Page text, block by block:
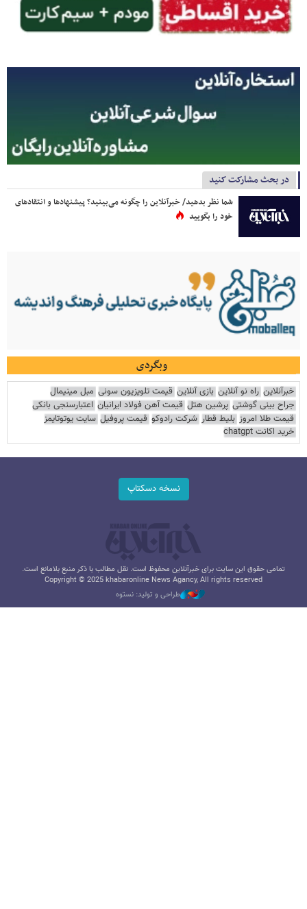
در بحث مشارکت کنید
شما نظر بدهید/ خبرآنلاین را چگونه می‌بینید؟ پیشنهادها و انتقادهای
خود را بگویید
وبگردی
خبرآنلاین راه نو آنلاین بازی آنلاین قیمت تلویزیون سونی مبل مینیمال
جراح بینی گوشتی پرشین هتل قیمت آهن فولاد ایرانیان اعتبارسنجی بانکی
قیمت طلا امروز بلیط قطار شرکت رادوکو قیمت پروفیل سایت یوتوتایمز
خرید اکانت chatgpt
نسخه دسکتاپ
تمامی حقوق این سایت برای خبرآنلاین محفوظ است. نقل مطالب با ذکر منبع بلامانع است.
Copyright © 2025 khabaronline News Agancy, All rights reserved
طراحی و تولید: نستوه